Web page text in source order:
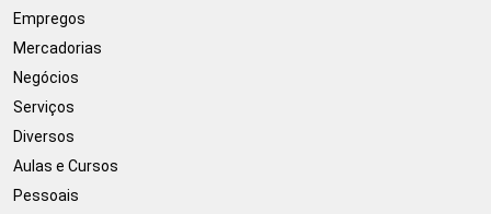
Empregos
Mercadorias
Negócios
Serviços
Diversos
Aulas e Cursos
Pessoais